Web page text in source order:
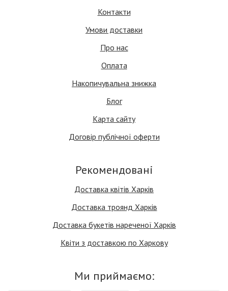
Контакти
Умови доставки
Про нас
Оплата
Накопичувальна знижка
Блог
Карта сайту
Договір публічної оферти
Рекомендовані
Доставка квітів Харків
Доставка троянд Харків
Доставка букетів нареченої Харків
Квіти з доставкою по Харкову
Ми приймаємо: